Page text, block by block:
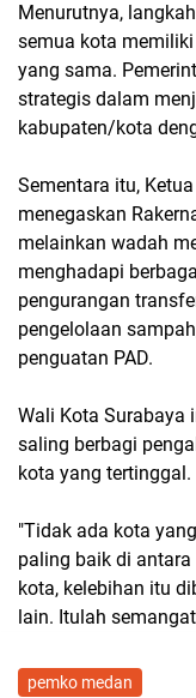
Menurutnya,
semua kota
yang sama.
strategis dalam
kabupaten/kota
Sementara itu,
menegaskan
melainkan wadah
menghadapi
pengurangan
pengelolaan
penguatan PAD.
Wali Kota Surabaya
saling berbagi
kota yang tertinggal.
"Tidak ada kota
paling baik di
kota, kelebihan itu
lain. Itulah
pemko medan